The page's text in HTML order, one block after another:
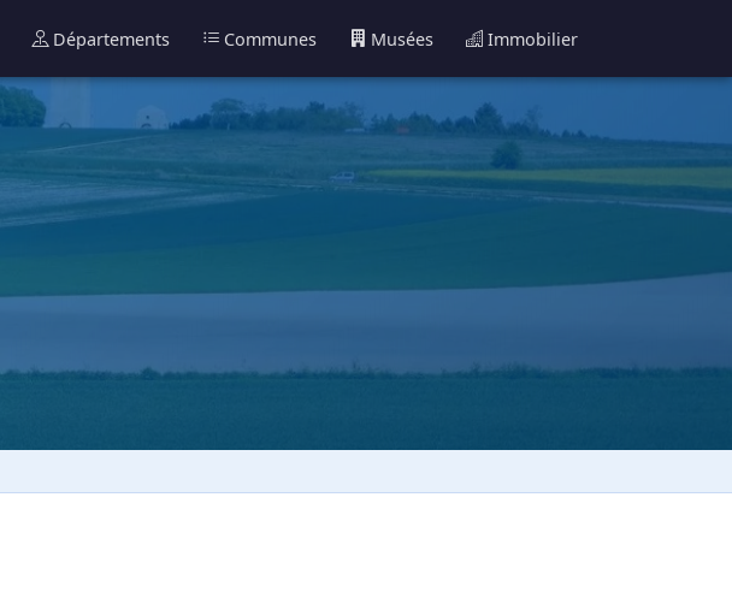
Départements Communes Musées Immobilier